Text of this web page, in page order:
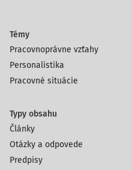
Témy
Pracovnoprávne vzťahy
Personalistika
Pracovné situácie
Typy obsahu
Články
Otázky a odpovede
Predpisy